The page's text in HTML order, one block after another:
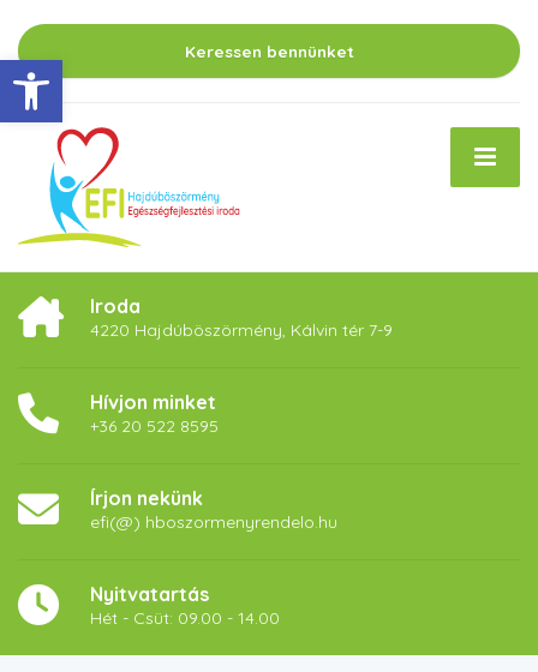
Eszköztár megnyitása
Keressen bennünket
Iroda
4220 Hajdúböszörmény, Kálvin tér 7-9
Hívjon minket
+36 20 522 8595
Írjon nekünk
efi(@) hboszormenyrendelo.hu
Nyitvatartás
Hét - Csüt: 09.00 - 14.00